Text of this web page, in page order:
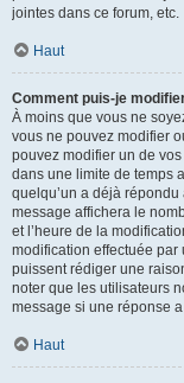
jointes dans ce forum, etc.
Haut
Comment puis-je
À moins que vous ne
vous ne pouvez modifier
pouvez modifier un de
dans une limite de temps
quelqu’un a déjà
message affichera le
et l’heure de la
modification effectuée par
puissent rédiger une
noter que les utilisateurs
message si une réponse
Haut